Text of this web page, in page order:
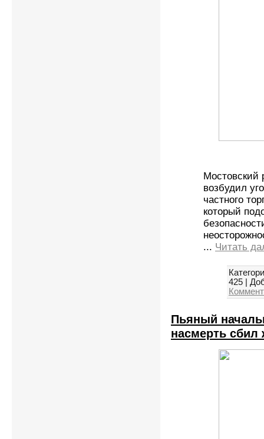
Мостовский
возбудил
частного
который
... Читать
425
Пьяный
насмерть